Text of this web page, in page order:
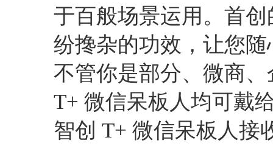
于百般场景运用。首
纷搀杂的功效，让您
不管你是部分、微商
T+ 微信呆板人均可戴
智创 T+ 微信呆板人接